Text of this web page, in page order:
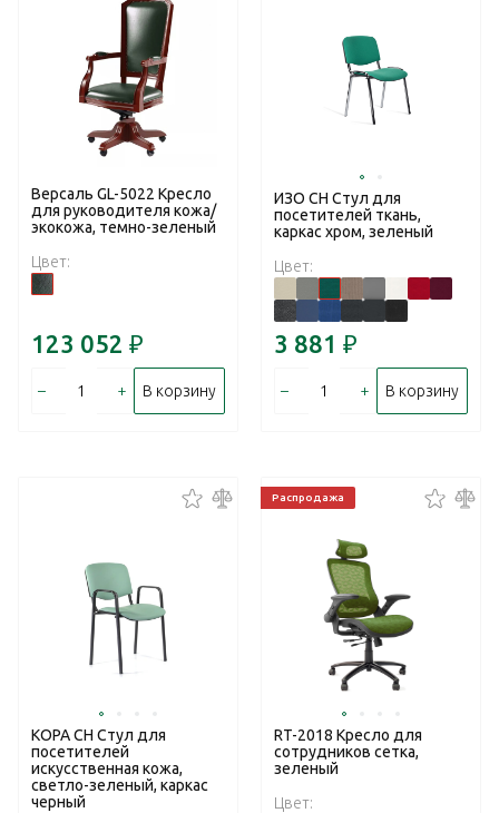
Версаль GL-5022 Кресло
для руководителя кожа/
экокожа, темно-зеленый
Цвет:
123 052 ₽
– + В корзину
ИЗО CH Стул для
посетителей ткань,
каркас хром, зеленый
Цвет:
3 881 ₽
– + В корзину
КОРА CH Стул для
посетителей
искусственная кожа,
светло-зеленый, каркас
черный
Распродажа
RT-2018 Кресло для
сотрудников сетка,
зеленый
Цвет: